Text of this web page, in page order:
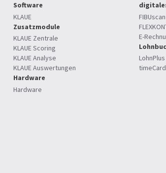
Software
KLAUE
Zusatzmodule
KLAUE Zentrale
KLAUE Scoring
KLAUE Analyse
KLAUE Auswertungen
Hardware
Hardware
FIBUscan
E-
LohnPlus